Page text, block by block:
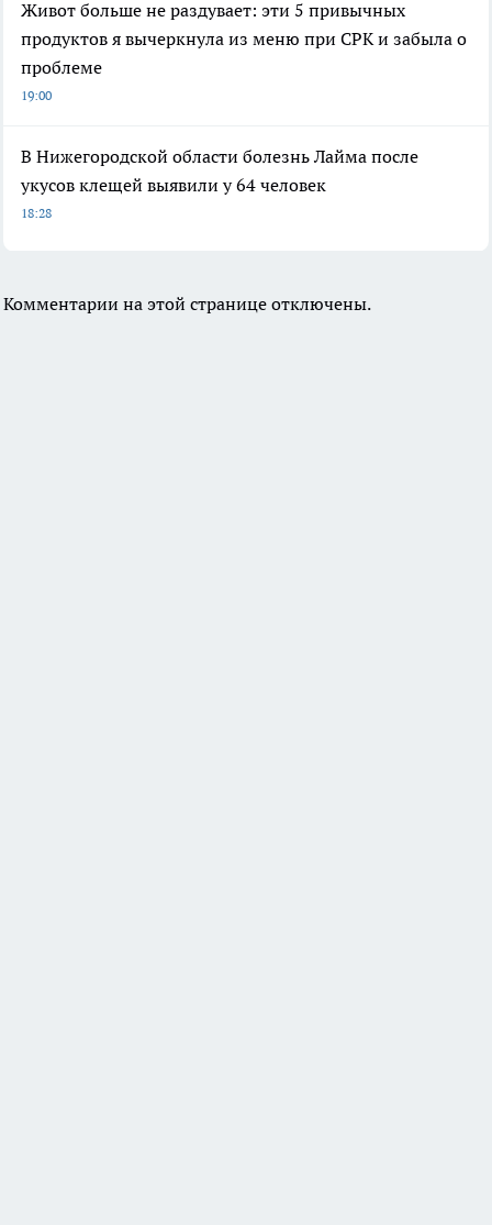
Живот больше не раздувает: эти 5 привычных
продуктов я вычеркнула из меню при СРК и забыла о
проблеме
19:00
В Нижегородской области болезнь Лайма после
укусов клещей выявили у 64 человек
18:28
Комментарии на этой странице отключены.